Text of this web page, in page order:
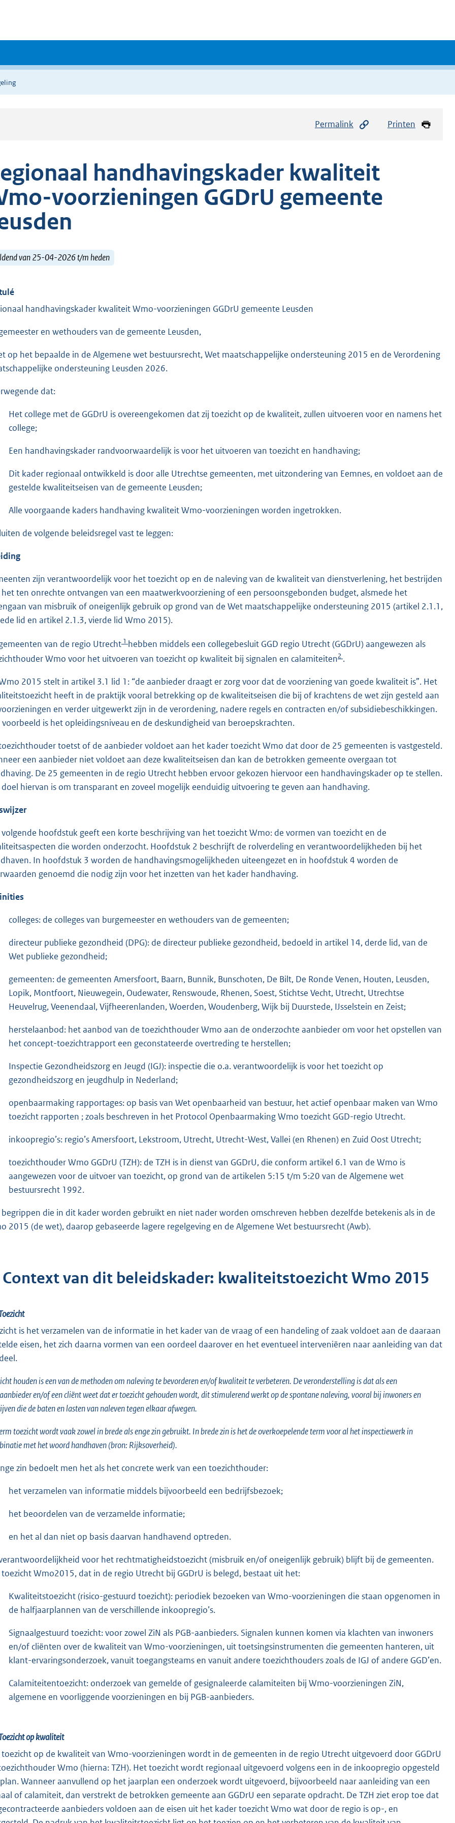
Permalink Printen
handhavingskader kwaliteit
voorzieningen GGDrU gemeente
van 25-04-2026 t/m heden
handhavingskader kwaliteit Wmo-voorzieningen GGDrU gemeente Leusden
en wethouders van de gemeente Leusden,
op het bepaalde in de Algemene wet bestuursrecht, Wet maatschappelijke ondersteuning 2015 en de Verordening
ondersteuning Leusden 2026.
dat:
Het college met de GGDrU is overeengekomen dat zij toezicht op de kwaliteit, zullen uitvoeren voor en namens het
college;
Een handhavingskader randvoorwaardelijk is voor het uitvoeren van toezicht en handhaving;
Dit kader regionaal ontwikkeld is door alle Utrechtse gemeenten, met uitzondering van Eemnes, en voldoet aan de
gestelde kwaliteitseisen van de gemeente Leusden;
Alle voorgaande kaders handhaving kwaliteit Wmo-voorzieningen worden ingetrokken.
de volgende beleidsregel vast te leggen:
zijn verantwoordelijk voor het toezicht op en de naleving van de kwaliteit van dienstverlening, het bestrijden
ten onrechte ontvangen van een maatwerkvoorziening of een persoonsgebonden budget, alsmede het
van misbruik of oneigenlijk gebruik op grond van de Wet maatschappelijke ondersteuning 2015 (artikel 2.1.1,
lid en artikel 2.1.3, vierde lid Wmo 2015).
van de regio Utrecht 1 hebben middels een collegebesluit GGD regio Utrecht (GGDrU) aangewezen als
Wmo voor het uitvoeren van toezicht op kwaliteit bij signalen en calamiteiten2 .
2015 stelt in artikel 3.1 lid 1: “de aanbieder draagt er zorg voor dat de voorziening van goede kwaliteit is”. Het
heeft in de praktijk vooral betrekking op de kwaliteitseisen die bij of krachtens de wet zijn gesteld aan
en verder uitgewerkt zijn in de verordening, nadere regels en contracten en/of subsidiebeschikkingen.
voorbeeld is het opleidingsniveau en de deskundigheid van beroepskrachten.
toetst of de aanbieder voldoet aan het kader toezicht Wmo dat door de 25 gemeenten is vastgesteld.
een aanbieder niet voldoet aan deze kwaliteitseisen dan kan de betrokken gemeente overgaan tot
De 25 gemeenten in de regio Utrecht hebben ervoor gekozen hiervoor een handhavingskader op te stellen.
hiervan is om transparant en zoveel mogelijk eenduidig uitvoering te geven aan handhaving.
hoofdstuk geeft een korte beschrijving van het toezicht Wmo: de vormen van toezicht en de
die worden onderzocht. Hoofdstuk 2 beschrijft de rolverdeling en verantwoordelijkheden bij het
In hoofdstuk 3 worden de handhavingsmogelijkheden uiteengezet en in hoofdstuk 4 worden de
genoemd die nodig zijn voor het inzetten van het kader handhaving.
colleges: de colleges van burgemeester en wethouders van de gemeenten;
directeur publieke gezondheid (DPG): de directeur publieke gezondheid, bedoeld in artikel 14, derde lid, van de
Wet publieke gezondheid;
gemeenten: de gemeenten Amersfoort, Baarn, Bunnik, Bunschoten, De Bilt, De Ronde Venen, Houten, Leusden,
Lopik, Montfoort, Nieuwegein, Oudewater, Renswoude, Rhenen, Soest, Stichtse Vecht, Utrecht, Utrechtse
Heuvelrug, Veenendaal, Vijfheerenlanden, Woerden, Woudenberg, Wijk bij Duurstede, IJsselstein en Zeist;
herstelaanbod: het aanbod van de toezichthouder Wmo aan de onderzochte aanbieder om voor het opstellen van
het concept-toezichtrapport een geconstateerde overtreding te herstellen;
Inspectie Gezondheidszorg en Jeugd (IGJ): inspectie die o.a. verantwoordelijk is voor het toezicht op
gezondheidszorg en jeugdhulp in Nederland;
openbaarmaking rapportages: op basis van Wet openbaarheid van bestuur, het actief openbaar maken van Wmo
toezicht rapporten ; zoals beschreven in het Protocol Openbaarmaking Wmo toezicht GGD-regio Utrecht.
inkoopregio’s: regio’s Amersfoort, Lekstroom, Utrecht, Utrecht-West, Vallei (en Rhenen) en Zuid Oost Utrecht;
toezichthouder Wmo GGDrU (TZH): de TZH is in dienst van GGDrU, die conform artikel 6.1 van de Wmo is
aangewezen voor de uitvoer van toezicht, op grond van de artikelen 5:15 t/m 5:20 van de Algemene wet
bestuursrecht 1992.
begrippen die in dit kader worden gebruikt en niet nader worden omschreven hebben dezelfde betekenis als in de
2015 (de wet), daarop gebaseerde lagere regelgeving en de Algemene Wet bestuursrecht (Awb).
Context van dit beleidskader: kwaliteitstoezicht Wmo 2015
is het verzamelen van de informatie in het kader van de vraag of een handeling of zaak voldoet aan de daaraan
eisen, het zich daarna vormen van een oordeel daarover en het eventueel interveniëren naar aanleiding van dat
houden is een van de methoden om naleving te bevorderen en/of kwaliteit te verbeteren. De veronderstelling is dat als een
en/of een cliënt weet dat er toezicht gehouden wordt, dit stimulerend werkt op de spontane naleving, vooral bij inwoners en
die de baten en lasten van naleven tegen elkaar afwegen.
toezicht wordt vaak zowel in brede als enge zin gebruikt. In brede zin is het de overkoepelende term voor al het inspectiewerk in
met het woord handhaven (bron: Rijksoverheid).
zin bedoelt men het als het concrete werk van een toezichthouder:
het verzamelen van informatie middels bijvoorbeeld een bedrijfsbezoek;
het beoordelen van de verzamelde informatie;
en het al dan niet op basis daarvan handhavend optreden.
voor het rechtmatigheidstoezicht (misbruik en/of oneigenlijk gebruik) blijft bij de gemeenten.
Wmo2015, dat in de regio Utrecht bij GGDrU is belegd, bestaat uit het:
Kwaliteitstoezicht (risico-gestuurd toezicht): periodiek bezoeken van Wmo-voorzieningen die staan opgenomen in
de halfjaarplannen van de verschillende inkoopregio’s.
Signaalgestuurd toezicht: voor zowel ZiN als PGB-aanbieders. Signalen kunnen komen via klachten van inwoners
en/of cliënten over de kwaliteit van Wmo-voorzieningen, uit toetsingsinstrumenten die gemeenten hanteren, uit
klant-ervaringsonderzoek, vanuit toegangsteams en vanuit andere toezichthouders zoals de IGJ of andere GGD’en.
Calamiteitentoezicht: onderzoek van gemelde of gesignaleerde calamiteiten bij Wmo-voorzieningen ZiN,
algemene en voorliggende voorzieningen en bij PGB-aanbieders.
op kwaliteit
op de kwaliteit van Wmo-voorzieningen wordt in de gemeenten in de regio Utrecht uitgevoerd door GGDrU
Wmo (hierna: TZH). Het toezicht wordt regionaal uitgevoerd volgens een in de inkoopregio opgesteld
Wanneer aanvullend op het jaarplan een onderzoek wordt uitgevoerd, bijvoorbeeld naar aanleiding van een
of calamiteit, dan verstrekt de betrokken gemeente aan GGDrU een separate opdracht. De TZH ziet erop toe dat
aanbieders voldoen aan de eisen uit het kader toezicht Wmo wat door de regio is op-, en